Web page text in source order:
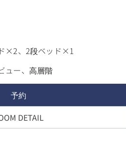
×2、2段ベッド×1
ュー、高層階
予約
DETAIL